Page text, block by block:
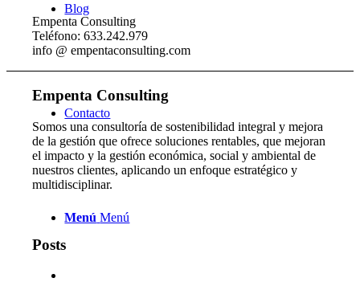
Blog
Contacto
Menú Menú
Empenta Consulting
Teléfono: 633.242.979
info @ empentaconsulting.com
Empenta Consulting
Somos una consultoría de sostenibilidad integral y mejora
de la gestión que ofrece soluciones rentables, que mejoran
el impacto y la gestión económica, social y ambiental de
nuestros clientes, aplicando un enfoque estratégico y
multidisciplinar.
Posts